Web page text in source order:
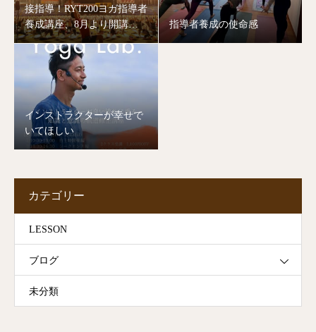
接指導！RYT200ヨガ指導者
養成講座、8月より開講し
ます。
指導者養成の使命感
インストラクターが幸せで
いてほしい
カテゴリー
LESSON
ブログ
未分類